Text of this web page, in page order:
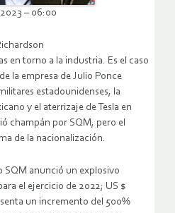
– 06:00
en torno a la industria. Es el caso
la empresa de Julio Ponce
estadounidenses, la
y el aterrizaje de Tesla en
champán por SQM, pero el
de la nacionalización.
SQM anunció un explosivo
el ejercicio de 2022; US $
un incremento del 500%